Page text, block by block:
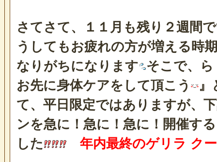
さてさて、１１月も残り２週間
うしてもお疲れの方が増える時
なりがちになります
そこで、
お先に身体ケアをして頂こう
』
て、平日限定ではありますが、
ンを急に！急に！急に！開催す
した
年内最終のゲリラ ク